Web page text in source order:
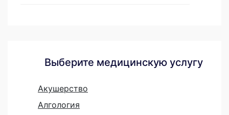
Выберите медицинскую услугу
Акушерство
Алгология